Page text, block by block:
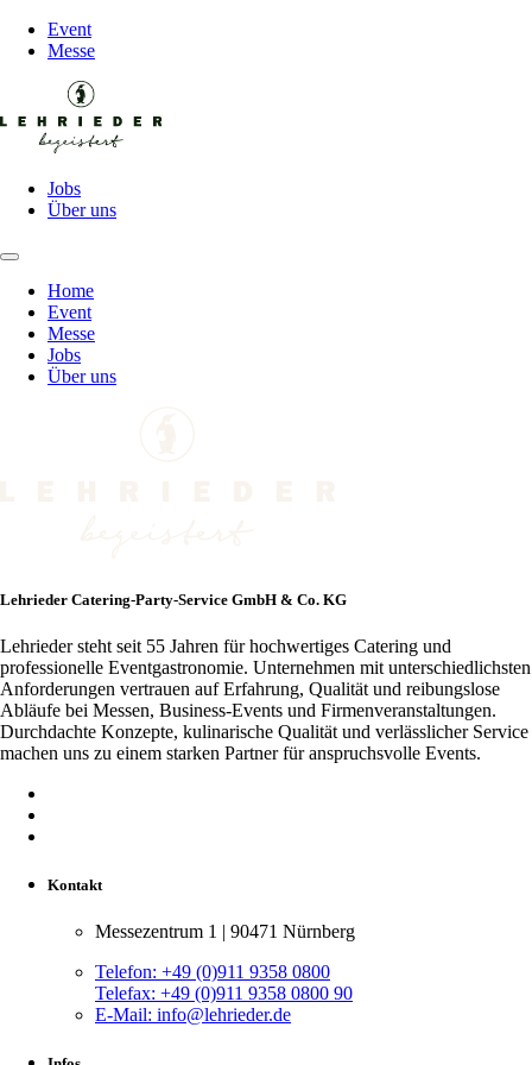
Event
Messe
Jobs
Über uns
Home
Event
Messe
Jobs
Über uns
Lehrieder Catering-Party-Service GmbH & Co. KG
Lehrieder steht seit 55 Jahren für hochwertiges Catering und
professionelle Eventgastronomie. Unternehmen mit unterschiedlichsten
Anforderungen vertrauen auf Erfahrung, Qualität und reibungslose
Abläufe bei Messen, Business-Events und Firmenveranstaltungen.
Durchdachte Konzepte, kulinarische Qualität und verlässlicher Service
machen uns zu einem starken Partner für anspruchsvolle Events.
Kontakt
Messezentrum 1 | 90471 Nürnberg
Telefon: +49 (0)911 9358 0800
Telefax: +49 (0)911 9358 0800 90
E-Mail: info@lehrieder.de